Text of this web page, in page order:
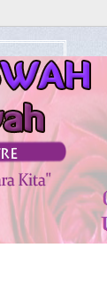
KISWAH